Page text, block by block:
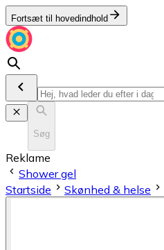
Fortsæt til hovedindhold
Søg
Reklame
Shower gel
Startside
Skønhed & helse